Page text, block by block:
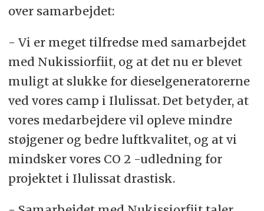
over samarbejdet:
- Vi er meget tilfredse med samarbejdet
med Nukissiorfiit, og at det nu er blevet
muligt at slukke for dieselgeneratorerne
ved vores camp i Ilulissat. Det betyder, at
vores medarbejdere vil opleve mindre
støjgener og bedre luftkvalitet, og at vi
mindsker vores CO 2 -udledning for
projektet i Ilulissat drastisk.